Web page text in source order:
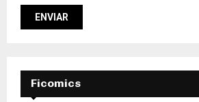
Ficomics